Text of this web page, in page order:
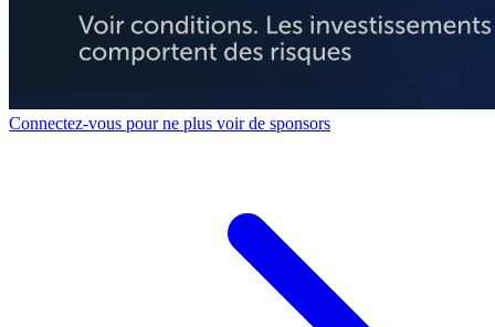
Connectez-vous pour ne plus voir de sponsors